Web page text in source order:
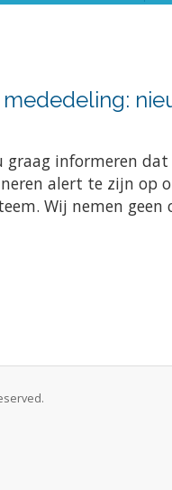
informeren
alert te zijn op
Wij nemen